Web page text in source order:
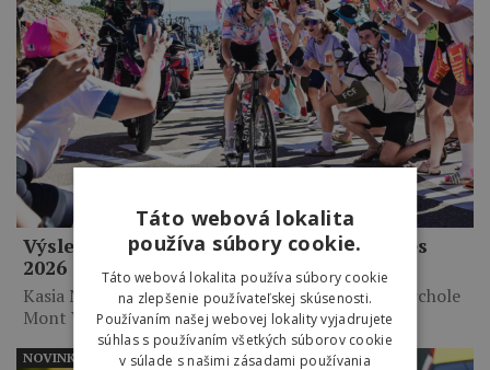
Výsledky 7. etapy Tour de France Femmes
2026
Kasia Niewiadoma triumfovala na legendárnom vrchole
Mont Ventoux po takmer…
NOVINKY
Táto webová lokalita
používa súbory cookie.
Táto webová lokalita používa súbory cookie
na zlepšenie používateľskej skúsenosti.
Používaním našej webovej lokality vyjadrujete
súhlas s používaním všetkých súborov cookie
v súlade s našimi zásadami používania